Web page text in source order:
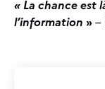
« La chance est
l’information »–